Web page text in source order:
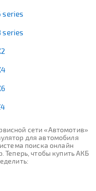
series
series
сети «Автомотив»
для автомобиля
поиска онлайн
чтобы купить АКБ